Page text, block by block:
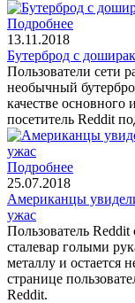
Подробнее
13.11.2018
Бутерброд с
Пользователи сети
необычный
качестве
посетитель Reddit
Подробнее
25.07.2018
Американцы
ужас
Пользователь
сталевар голыми
металлу и остается
странице
Reddit.